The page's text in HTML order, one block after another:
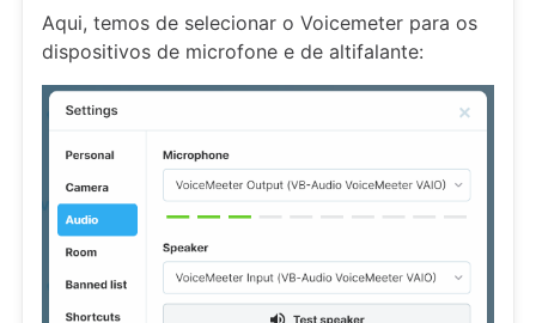
Aqui, temos de selecionar o Voicemeter para os
dispositivos de microfone e de altifalante: